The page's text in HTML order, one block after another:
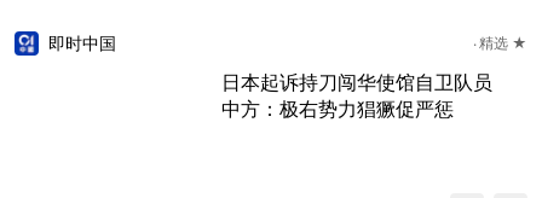
即时中国 精选 ★
日本起诉持刀闯华使馆自卫队员
中方：极右势力猖獗促严惩